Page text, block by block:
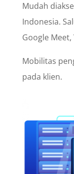
Mudah
Indonesia.
Google
Mobilitas
pada klien.